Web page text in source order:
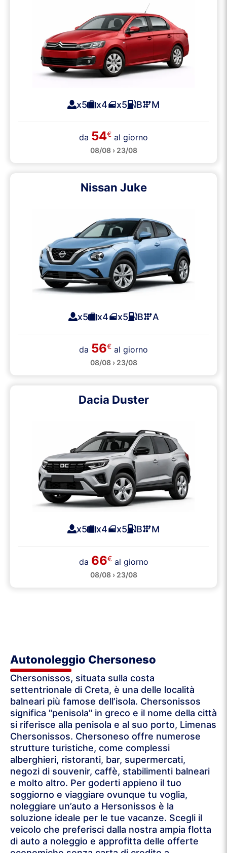
x5 x4 x5 B M
da 54€ al giorno
08/08 › 23/08
Nissan Juke
x5 x4 x5 B A
da 56€ al giorno
08/08 › 23/08
Dacia Duster
x5 x4 x5 B M
da 66€al giorno
08/08 › 23/08
Autonoleggio Chersoneso
Chersonissos, situata sulla costa
settentrionale di Creta, è una delle località
balneari più famose dell’isola. Chersonissos
significa "penisola" in greco e il nome della città
si riferisce alla penisola e al suo porto, Limenas
Chersonissos. Chersoneso offre numerose
strutture turistiche, come complessi
alberghieri, ristoranti, bar, supermercati,
negozi di souvenir, caffè, stabilimenti balneari
e molto altro. Per goderti appieno il tuo
soggiorno e viaggiare ovunque tu voglia,
noleggiare un’auto a Hersonissos è la
soluzione ideale per le tue vacanze. Scegli il
veicolo che preferisci dalla nostra ampia flotta
di auto a noleggio e approfitta delle offerte